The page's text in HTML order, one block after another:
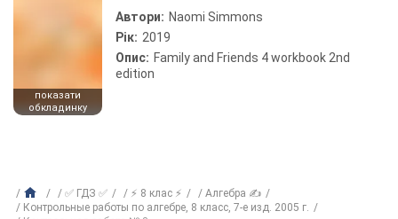
показати
обкладинку
Автори: Naomi Simmons
Рік: 2019
Опис: Family and Friends 4 workbook 2nd
edition
✅ ГДЗ ✅ ⚡ 8 клас ⚡
Алгебра ✍
Контрольные работы по алгебре, 8 класс, 7-е изд. 2005 г.